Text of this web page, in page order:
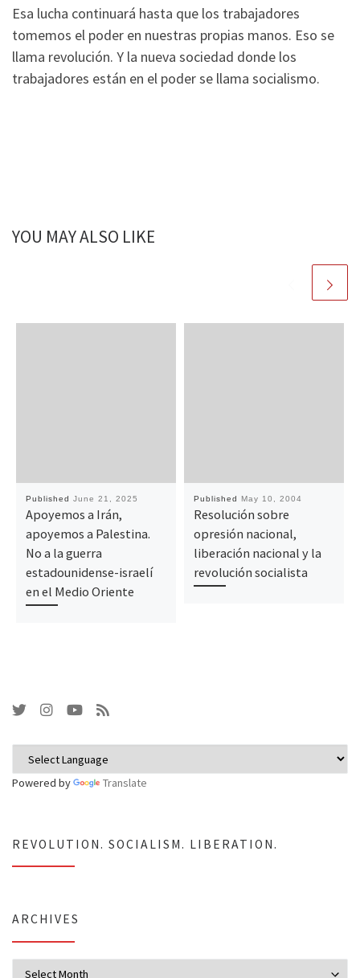
Esa lucha continuará hasta que los trabajadores
tomemos el poder en nuestras propias manos. Eso se
llama revolución. Y la nueva sociedad donde los
trabajadores están en el poder se llama socialismo.
YOU MAY ALSO LIKE
Published June 21, 2025
Apoyemos a Irán,
apoyemos a Palestina.
No a la guerra
estadounidense-israelí
en el Medio Oriente
Published May 10, 2004
Resolución sobre
opresión nacional,
liberación nacional y la
revolución socialista
Powered by Translate
REVOLUTION. SOCIALISM. LIBERATION.
ARCHIVES